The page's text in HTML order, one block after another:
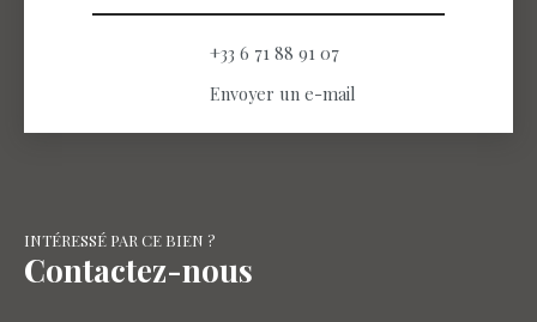
+33 6 71 88 91 07
Envoyer un e-mail
INTÉRESSÉ PAR CE BIEN ?
Contactez-nous